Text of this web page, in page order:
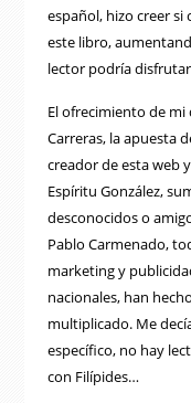
español, hizo creer si
este libro,
lector podría
El ofrecimiento de
Carreras, la apuesta
creador de esta web
Espíritu González,
desconocidos o
Pablo Carmenado,
marketing y
nacionales, han
multiplicado. Me
específico, no hay
con Filípides…